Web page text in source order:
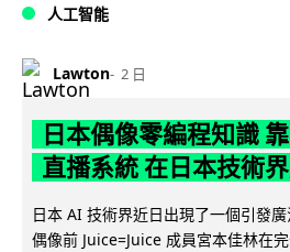
人工智能
Lawton 2 日
日本偶像零編程知識
直播系統 在日本技術
日本 AI 技術界近日出現了一個引發
偶像前 Juice=Juice 成員宮本佳林在